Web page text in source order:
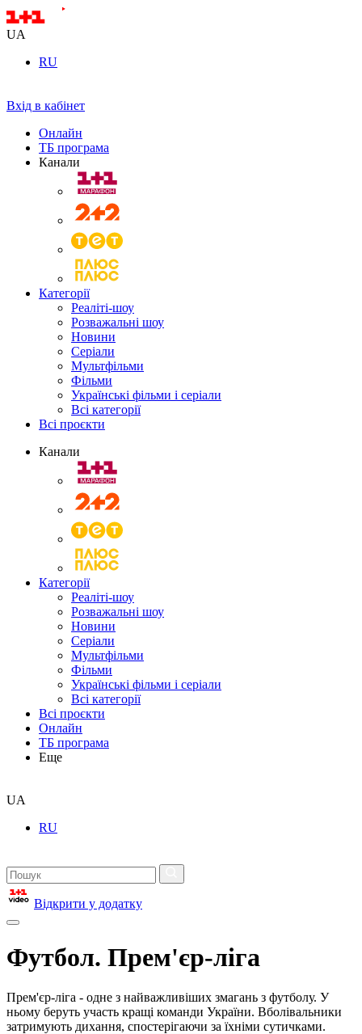
UA
RU
Вхід в кабінет
Онлайн
ТБ програма
Канали
Категорії
Реаліті-шоу
Розважальні шоу
Новини
Серіали
Мультфільми
Фільми
Українські фільми і серіали
Всі категорії
Всі проєкти
Канали
Категорії
Реаліті-шоу
Розважальні шоу
Новини
Серіали
Мультфільми
Фільми
Українські фільми і серіали
Всі категорії
Всі проєкти
Онлайн
ТБ програма
Еще
UA
RU
Відкрити у додатку
Футбол. Прем'єр-ліга
Прем'єр-ліга - одне з найважливіших змагань з футболу. У
ньому беруть участь кращі команди України. Вболівальники
затримують дихання, спостерігаючи за їхніми сутичками.